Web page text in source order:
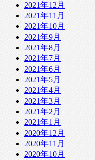
2021年12月
2021年11月
2021年10月
2021年9月
2021年8月
2021年7月
2021年6月
2021年5月
2021年4月
2021年3月
2021年2月
2021年1月
2020年12月
2020年11月
2020年10月